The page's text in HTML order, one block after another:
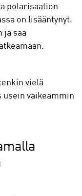
polarisaation
on lisääntynyt.
ja saa
vielä
usein vaikeammin